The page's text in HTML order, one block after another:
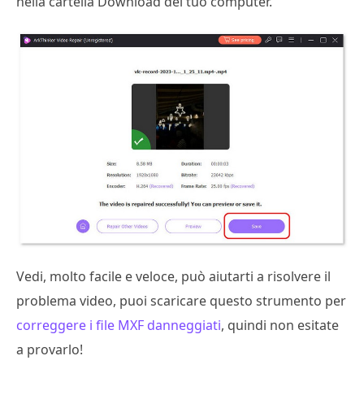
Vedi, molto facile e veloce, può aiutarti a risolvere il
problema video, puoi scaricare questo strumento per
correggere i file MXF danneggiati, quindi non esitate
a provarlo!